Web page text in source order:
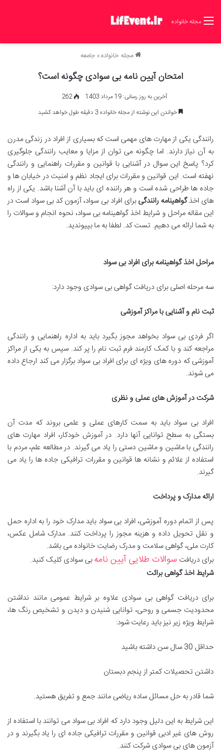
مجله خانواده
مجله خانواده» جامعه
امتحان آیین نامه بی سوادی چگونه است؟
آخرین به روز رسانی: 19 مرداد 1403
262
خواندن این نوشته از مجله خانواده 3 دقیقه طول خواهد کشید
رانندگی یکی از مهارت های مهمی است که بسیاری از افراد در زندگی مدرن
به آن نیاز دارند. اما چگونه می توان از مزایا و معایب رانندگی جلوگیری
کرد؟ پاسخ این سوال در آشنایی با قوانین و مقررات راهنمایی و رانندگی
نهفته است. این قوانین و مقررات برای ایجاد نظم و امنیت در خیابان ها و
جاده ها طراحی شده است و هر راننده ای باید با آن آشنا باشد. یکی از راه
های اخذگواهینامه رانندگی برای افراد بی سواد، آزمون کد بی سواد است در
این مقاله مراحل و شرایط اخذ گواهینامه بی سواد، نحوه انجام و سوالات را
به شما ارائه می دهیم. تست کد. لطفا به ما بپیوندید.
مراحل اخذ گواهینامه برای افراد بی سواد
سه مرحله اصلی برای دریافت گواهی بی سوادی وجود دارد:
ثبت نام و آشنایی با مراکز آموزشی
اگر فردی بی سواد بخواهد مجوز بگیرد باید به اداره راهنمایی و رانندگی
مراجعه کند و با کمک کارمند فرم ثبت نام را پر کند. سپس به یکی از مراکز
آموزشی که دوره های ویژه ای برای افراد بی سواد برگزار می کند ارجاع داده
می شوند.
شرکت در آموزش های عملی و نظری
افراد بی سواد باید به سمت کارهای عملی و علمی بروند که مدت آن
بستگی به سطح توانایی آنها دارد. در آموزش خودکار، افراد مهارت های
رانندگی با ماشین و ماشین دستی را یاد می گیرند. در مطالعه علم، مردم با
استفاده از علائم و نشانه ها قوانین و مقررات ترافیکی جاده ها را یاد می
گیرند.
ارائه مدارک و پرداخت
پس از اتمام دوره آموزشی، افراد بی سواد باید مدارک خود را به اداره حمل
و نقل تحویل داده و هزینه مجوز را پرداخت کنند. مدارک شامل عکس،
کارت ملی، گواهی سلامت و مدرک رضایت خانواده می باشد.
برای دریافت سوالات طلایی آیین نامهبی سوادی کلیک کنید.
شرایط اخذ گواهی برائت
برای دریافت گواهی بی سوادی علاوه بر شرایط عمومی مانند نداشتن
محدودیت جسمی و روحی، توانایی شنیدن و دیدن و تشخیص رنگ ها،
شرایط ویژه زیر نیز باید رعایت شود:
حداقل 30 سال سن داشته باشید
داشتن تحصیلات کمتر از پنجم دبستان
شما قادر به حل مسائل ساده ریاضی مانند جمع و تفریق هستید.
این شرایط به این دلیل وجود دارد که افراد بی سواد می توانند با استفاده از
روش های غیر ادبی قوانین و مقررات ترافیکی جاده ای را یاد بگیرند و در
آزمون های بی سوادی شرکت کنند.